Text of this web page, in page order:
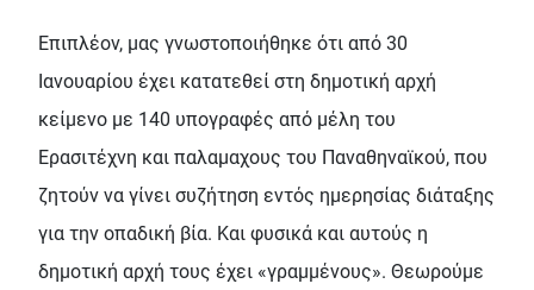
Επιπλέον, μας γνωστοποιήθηκε ότι από 30
Ιανουαρίου έχει κατατεθεί στη δημοτική αρχή
κείμενο με 140 υπογραφές από μέλη του
Ερασιτέχνη και παλαμαχους του Παναθηναϊκού, που
ζητούν να γίνει συζήτηση εντός ημερησίας διάταξης
για την οπαδική βία. Και φυσικά και αυτούς η
δημοτική αρχή τους έχει «γραμμένους». Θεωρούμε